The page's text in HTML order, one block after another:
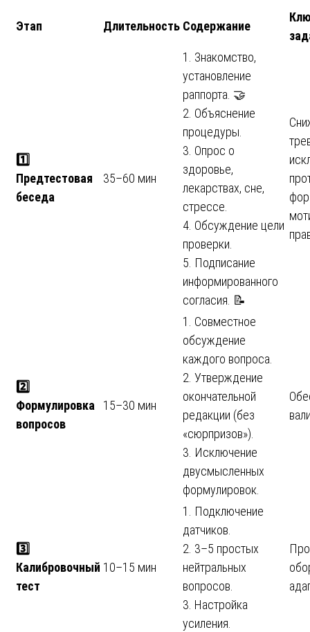
Этап Длительность Содержание
1️
Предтестовая
беседа
35–60 мин
1. Знакомство,
установление
раппорта. 🤝
2. Объяснение
процедуры.
3. Опрос о
здоровье,
лекарствах, сне,
стрессе.
4. Обсуждение цели
проверки.
5. Подписание
информированного
согласия. 📝
2️
Формулировка
вопросов
15–30 мин
1. Совместное
обсуждение
каждого вопроса.
2. Утверждение
окончательной
редакции (без
«сюрпризов»).
3. Исключение
двусмысленных
формулировок.
3️
Калибровочный
тест
10–15 мин
1. Подключение
датчиков.
2. 3–5 простых
нейтральных
вопросов.
3. Настройка
усиления.